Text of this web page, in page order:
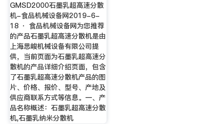
GMSD2000石墨乳超高速分散
机-食品机械设备网2019-6-
18 · 食品机械设备网为您推荐
的产品石墨乳超高速分散机是由
上海思峻机械设备有限公司提
供，当前页面为石墨乳超高速分
散机的产品详细介绍页面，包含
了石墨乳超高速分散机产品的图
片、价格、报价、型号、产地及
供应商联系方式等信息。一、产
品名称概述：石墨乳超高速分散
机,石墨乳纳米分散机